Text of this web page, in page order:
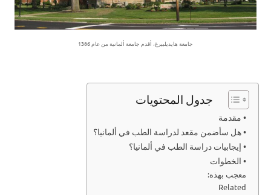
جامعة هايديلبيرغ، أقدم جامعة ألمانية من عام 1386
جدول المحتويات
• مقدمة
• هل سأضمن مقعد لدراسة الطب في ألمانيا؟
• إيجابيات دراسة الطب في ألمانيا؟
• الخطوات
معجب بهذه:
Related